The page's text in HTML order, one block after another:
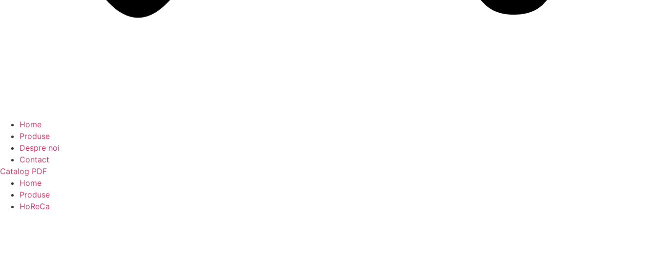
Home
Produse
Despre noi
Contact
Catalog PDF
Home
Produse
HoReCa